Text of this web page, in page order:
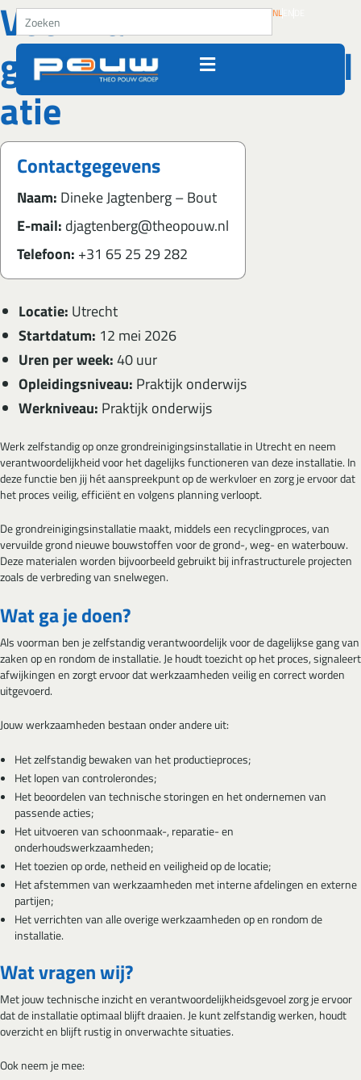
Ga naar de inhoud
Zoeken NL
Voorman
grondreinigingsinstall
atie
Locatie: Utrecht
Startdatum: 12 mei 2026
Uren per week:40 uur
Opleidingsniveau: Praktijk onderwijs
Werkniveau: Praktijk onderwijs
Contactgegevens
Naam: Dineke Jagtenberg – Bout
E-mail: djagtenberg@theopouw.nl
Telefoon: +31 65 25 29 282
Werk zelfstandig op onze grondreinigingsinstallatie in Utrecht en neem
verantwoordelijkheid voor het dagelijks functioneren van deze installatie. In
deze functie ben jij hét aanspreekpunt op de werkvloer en zorg je ervoor dat
het proces veilig, efficiënt en volgens planning verloopt.
De grondreinigingsinstallatie maakt, middels een recyclingproces, van
vervuilde grond nieuwe bouwstoffen voor de grond-, weg- en waterbouw.
Deze materialen worden bijvoorbeeld gebruikt bij infrastructurele projecten
zoals de verbreding van snelwegen.
Wat ga je doen?
Als voorman ben je zelfstandig verantwoordelijk voor de dagelijkse gang van
zaken op en rondom de installatie. Je houdt toezicht op het proces, signaleert
afwijkingen en zorgt ervoor dat werkzaamheden veilig en correct worden
uitgevoerd.
Jouw werkzaamheden bestaan onder andere uit:
Het zelfstandig bewaken van het productieproces;
Het lopen van controlerondes;
Het beoordelen van technische storingen en het ondernemen van
passende acties;
Het uitvoeren van schoonmaak-, reparatie- en
onderhoudswerkzaamheden;
Het toezien op orde, netheid en veiligheid op de locatie;
Het afstemmen van werkzaamheden met interne afdelingen en externe
partijen;
Het verrichten van alle overige werkzaamheden op en rondom de
installatie.
Wat vragen wij?
Met jouw technische inzicht en verantwoordelijkheidsgevoel zorg je ervoor
dat de installatie optimaal blijft draaien. Je kunt zelfstandig werken, houdt
overzicht en blijft rustig in onverwachte situaties.
Ook neem je mee: